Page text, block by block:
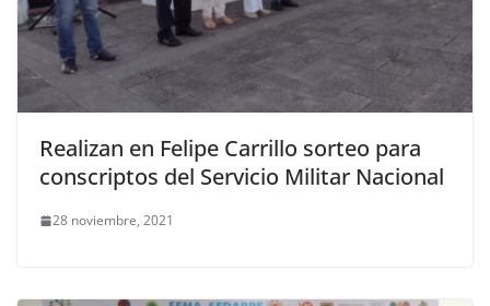
Realizan en Felipe Carrillo sorteo para
conscriptos del Servicio Militar Nacional
28 noviembre, 2021